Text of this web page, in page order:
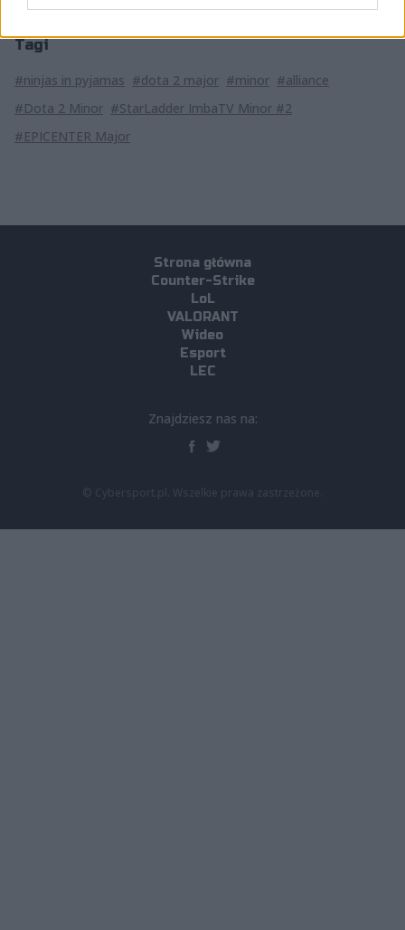
Tagi
#ninjas in pyjamas #dota 2 major #minor #alliance
#Dota 2 Minor #StarLadder ImbaTV Minor #2
#EPICENTER Major
Strona główna
Counter-Strike
LoL
VALORANT
Wideo
Esport
LEC
Znajdziesz nas na: